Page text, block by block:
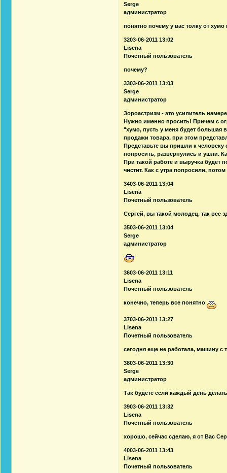
Serge
администратор
понятно почему у вас толку от хумо
3203-06-2011 13:02
Lisena
Почетный пользователь
почему?
3303-06-2011 13:03
Serge
администратор
Зороастризм - это усилитель
Нужно именно просить! Причем с
"хумо, пусть у меня будет большая
продажи товара, при этом
Представьте вы пришли к
попросить, развернулись и ушли.
При такой работе и выручка будет
чистит. Как с утра попросили,
3403-06-2011 13:04
Lisena
Почетный пользователь
Сергей, вы такой молодец, так все
3503-06-2011 13:04
Serge
администратор
3603-06-2011 13:11
Lisena
Почетный пользователь
конечно, теперь все понятно
3703-06-2011 13:27
Lisena
Почетный пользователь
сегодня еще не работала, машину с
3803-06-2011 13:30
Serge
администратор
Так будете если каждый день
3903-06-2011 13:32
Lisena
Почетный пользователь
хорошо, сейчас сделаю, я от Вас
4003-06-2011 13:43
Lisena
Почетный пользователь